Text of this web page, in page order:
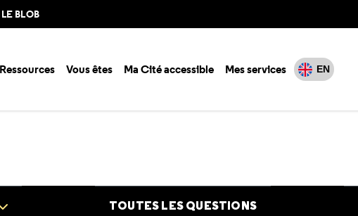
LE BLOB
Ressources Vous êtes Ma Cité accessible Mes services EN
TOUTES LES QUESTIONS